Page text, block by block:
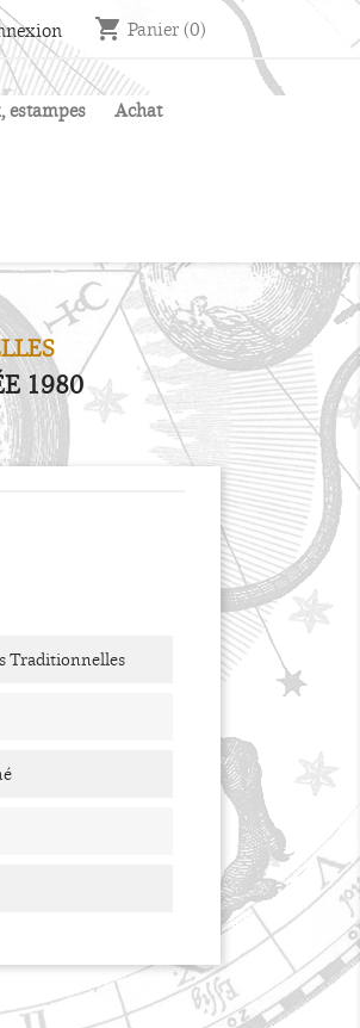
shopping_cart Panier(0)
estampes Achat
1980
Traditionnelles